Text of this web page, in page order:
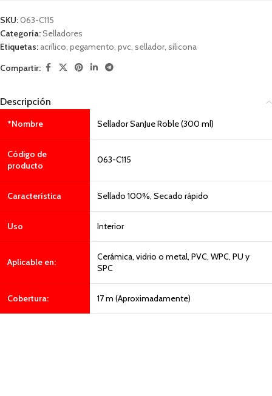
SKU:063-C115
Categoría:Selladores
Etiquetas: acrílico, pegamento, pvc, sellador, silicona
Compartir:
Descripción
*Nombre Sellador SanJue Roble (300 ml)
Código de
producto
063-C115
Característica Sellado 100%, Secado rápido
Uso Interior
Aplicable en:
Cerámica, vidrio o metal, PVC, WPC, PU y
SPC
Cobertura: 17 m (Aproximadamente)